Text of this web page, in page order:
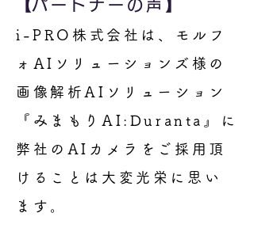
​【パートナーの声】
i-PRO株式会社は、モルフ
ォAIソリューションズ様の
画像解析AIソリューション
『みまもりAI:Duranta』に
弊社のAIカメラをご採用頂
けることは大変光栄に思い
ます。